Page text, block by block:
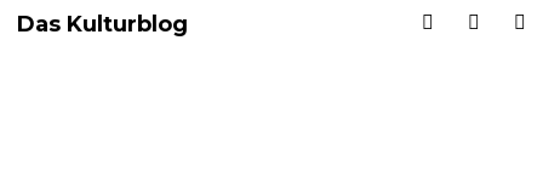
Das Kulturblog